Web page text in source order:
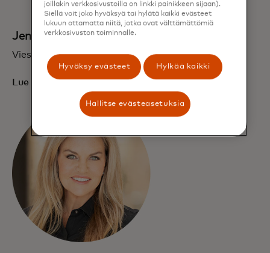
Jennifer Erickson
Viestintäjohtaja
Lue esittely
joillakin verkkosivustoilla on linkki painikkeen sijaan).
Siellä voit joko hyväksyä tai hylätä kaikki evästeet
lukuun ottamatta niitä, jotka ovat välttämättömiä
verkkosivuston toiminnalle.
Hyväksy evästeet Hylkää kaikki
Hallitse evästeasetuksia